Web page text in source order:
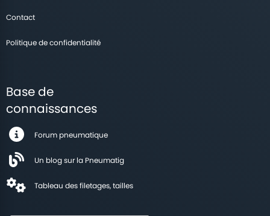
Contact
Politique de confidentialité
Base de
connaissances
Forum pneumatique
Un blog sur la Pneumatig
Tableau des filetages, tailles